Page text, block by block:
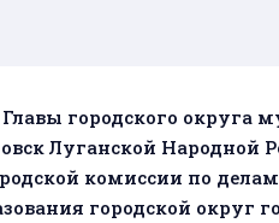
городского округа
Луганской Народной
комиссии по
городской округ